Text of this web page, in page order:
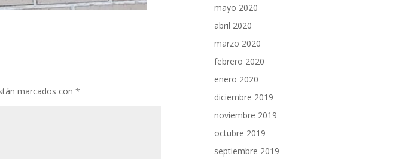
marcados con*
mayo 2020
abril 2020
marzo 2020
febrero 2020
enero 2020
diciembre 2019
noviembre 2019
octubre 2019
septiembre 2019